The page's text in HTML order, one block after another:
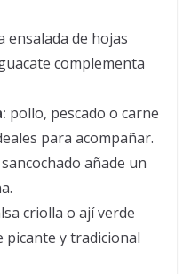
ensalada de hojas
complementa
pollo, pescado o carne
para acompañar.
añade un
criolla o ají verde
picante y tradicional